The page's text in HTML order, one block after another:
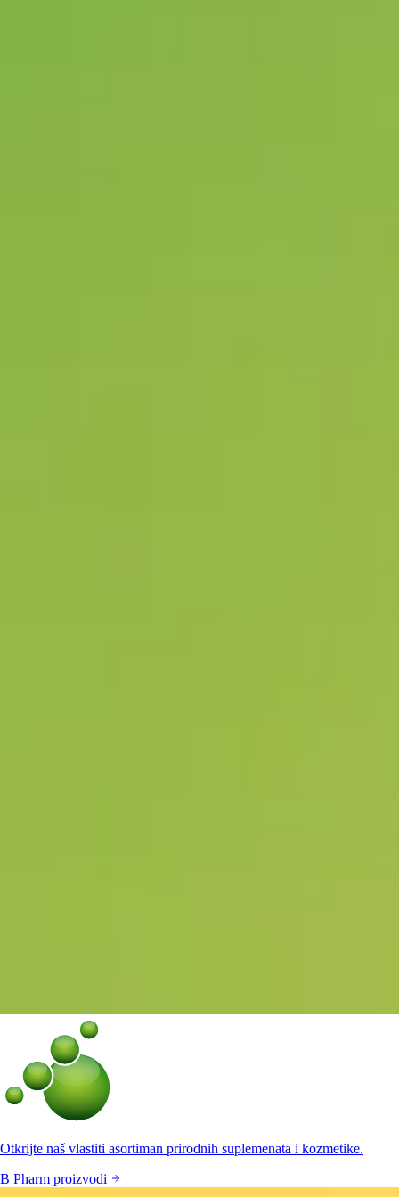
Otkrijte naš vlastiti asortiman prirodnih suplemenata i kozmetike.
B Pharm proizvodi